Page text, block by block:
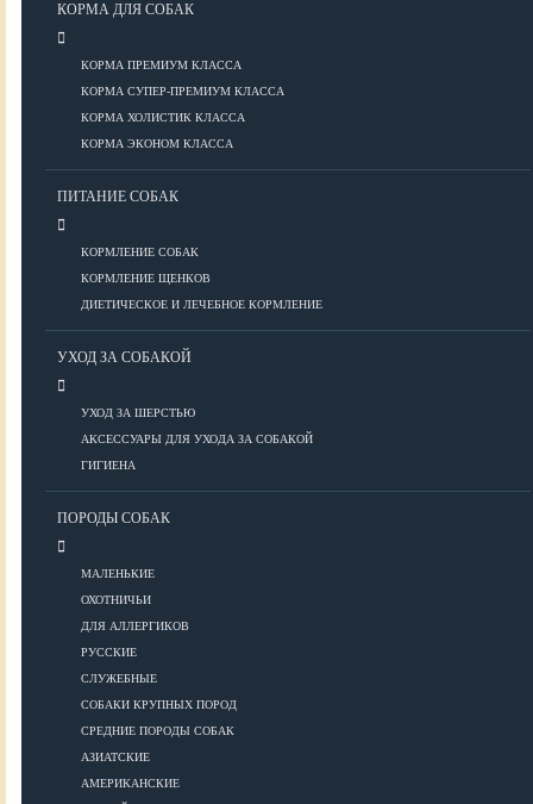
КОРМА ДЛЯ СОБАК
КОРМА ПРЕМИУМ КЛАССА
КОРМА СУПЕР-ПРЕМИУМ КЛАССА
КОРМА ХОЛИСТИК КЛАССА
КОРМА ЭКОНОМ КЛАССА
ПИТАНИЕ СОБАК
КОРМЛЕНИЕ СОБАК
КОРМЛЕНИЕ ЩЕНКОВ
ДИЕТИЧЕСКОЕ И ЛЕЧЕБНОЕ КОРМЛЕНИЕ
УХОД ЗА СОБАКОЙ
УХОД ЗА ШЕРСТЬЮ
АКСЕССУАРЫ ДЛЯ УХОДА ЗА СОБАКОЙ
ГИГИЕНА
ПОРОДЫ СОБАК
МАЛЕНЬКИЕ
ОХОТНИЧЬИ
ДЛЯ АЛЛЕРГИКОВ
РУССКИЕ
СЛУЖЕБНЫЕ
СОБАКИ КРУПНЫХ ПОРОД
СРЕДНИЕ ПОРОДЫ СОБАК
АЗИАТСКИЕ
АМЕРИКАНСКИЕ
ВСЕ О СОБАКАХ
ЗДОРОВЬЕ
Болезни глаз
Болезни ЖКТ
Болезни мочеполовой системы
Болезни ОДА
Болезни органов дыхания
Болезни сердца
Заболевания нервной системы
Инфекционные болезни
Кожные заболевания
Прочие болезни
Препараты
ВОСПИТАНИЕ
КОРМА